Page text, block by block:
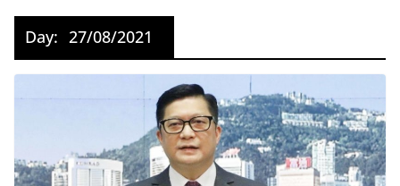
Day: 27/08/2021